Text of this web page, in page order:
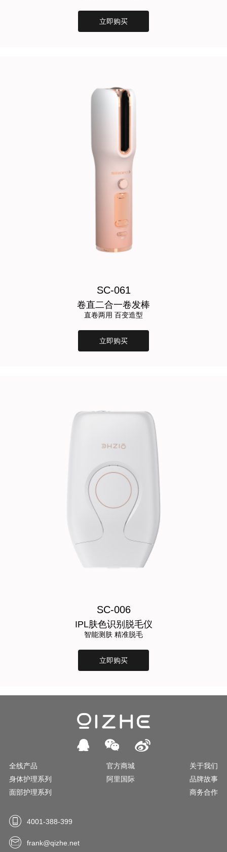
立即购买
SC-061
卷直二合一卷发棒
直卷两用 百变造型
立即购买
SC-006
IPL肤色识别脱毛仪
智能测肤 精准脱毛
立即购买
全线产品
身体护理系列
面部护理系列
官方商城
阿里国际
关于我们
品牌故事
商务合作
4001-388-399
frank@qizhe.net